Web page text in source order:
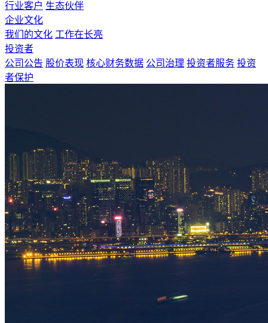
行业客户 生态伙伴
企业文化
我们的文化 工作在长亮
投资者
公司公告 股价表现 核心财务数据 公司治理 投资者服务 投资
者保护